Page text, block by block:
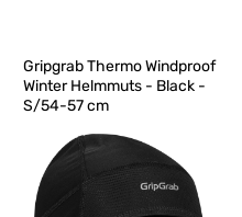
Gripgrab Thermo Windproof
Winter Helmmuts - Black -
S/54-57 cm